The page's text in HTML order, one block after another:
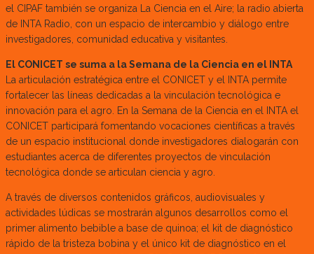
el CIPAF también se organiza La Ciencia en el Aire; la radio abierta
de INTA Radio, con un espacio de intercambio y diálogo entre
investigadores, comunidad educativa y visitantes.
El CONICET se suma a la Semana de la Ciencia en el INTA
La articulación estratégica entre el CONICET y el INTA permite
fortalecer las líneas dedicadas a la vinculación tecnológica e
innovación para el agro. En la Semana de la Ciencia en el INTA el
CONICET participará fomentando vocaciones científicas a través
de un espacio institucional donde investigadores dialogarán con
estudiantes acerca de diferentes proyectos de vinculación
tecnológica donde se articulan ciencia y agro.
A través de diversos contenidos gráficos, audiovisuales y
actividades lúdicas se mostrarán algunos desarrollos como el
primer alimento bebible a base de quinoa; el kit de diagnóstico
rápido de la tristeza bobina y el único kit de diagnóstico en el